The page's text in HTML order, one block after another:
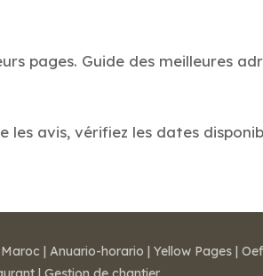
pages. Guide des meilleures
avis, vérifiez les dates
| Anuario-horario | Yellow Pages |